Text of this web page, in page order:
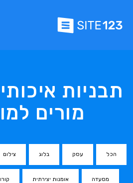
תבניות
מורים
הכל עסק בלוג צילום
מסעדה אומנות יצירתית